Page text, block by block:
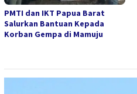
PMTI dan IKT Papua Barat
Salurkan Bantuan Kepada
Korban Gempa di Mamuju